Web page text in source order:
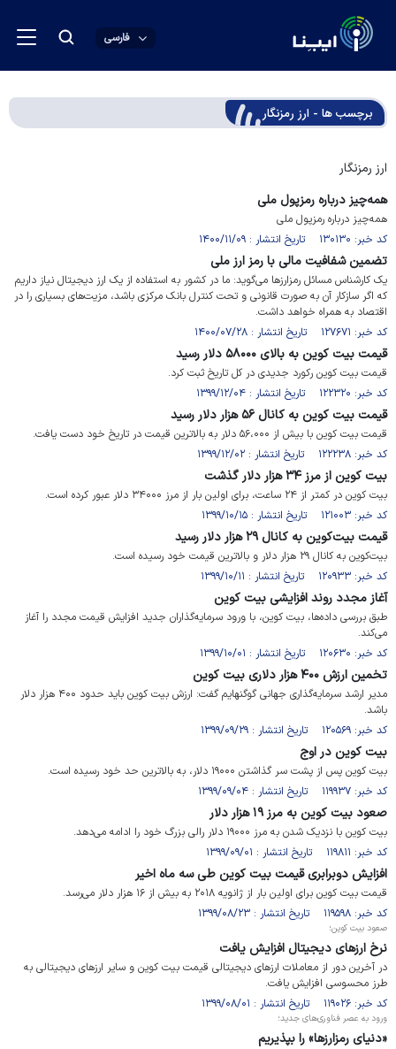
فارسی
برچسب ها - ارز رمزنگار
ارز رمزنگار
همه‌چیز درباره رمزپول ملی
همه‌چیز درباره رمزپول ملی
کد خبر: ۱۳۰۱۳۰ تاریخ انتشار : ۱۴۰۰/۱۱/۰۹
تضمین شفافیت مالی با رمز ارز ملی
یک کارشناس مسائل رمزارزها می‌گوید: ما در کشور به استفاده از یک ارز دیجیتال نیاز داریم
که اگر سازکار آن به صورت قانونی و تحت کنترل بانک مرکزی باشد، مزیت‌های بسیاری را در
اقتصاد به همراه خواهد داشت.
کد خبر: ۱۲۷۶۷۱ تاریخ انتشار : ۱۴۰۰/۰۷/۲۸
قیمت بیت کوین به بالای ۵۸۰۰۰ دلار رسید
قیمت بیت کوین رکورد جدیدی در کل تاریخ ثبت کرد.
کد خبر: ۱۲۲۳۲۰ تاریخ انتشار : ۱۳۹۹/۱۲/۰۴
قیمت بیت کوین به کانال ۵۶ هزار دلار رسید
قیمت بیت کوین با بیش از ۵۶،۰۰۰ دلار به بالاترین قیمت در تاریخ خود دست یافت.
کد خبر: ۱۲۲۲۳۸ تاریخ انتشار : ۱۳۹۹/۱۲/۰۲
بیت کوین از مرز ۳۴ هزار دلار گذشت
بیت کوین در کمتر از ۲۴ ساعت، برای اولین بار از مرز ۳۴۰۰۰ دلار عبور کرده است.
کد خبر: ۱۲۱۰۰۳ تاریخ انتشار : ۱۳۹۹/۱۰/۱۵
قیمت بیت‌کوین به کانال ۲۹ هزار دلار رسید
بیت‌کوین به کانال ۲۹ هزار دلار و بالاترین قیمت خود رسیده است.
کد خبر: ۱۲۰۹۳۳ تاریخ انتشار : ۱۳۹۹/۱۰/۱۱
آغاز مجدد روند افزایشی بیت کوین
طبق بررسی داده‌ها، بیت کوین، با ورود سرمایه‌گذاران جدید افزایش قیمت مجدد را آغاز
می‌کند.
کد خبر: ۱۲۰۶۳۰ تاریخ انتشار : ۱۳۹۹/۱۰/۰۱
تخمین ارزش ۴۰۰ هزار دلاری بیت کوین
مدیر ارشد سرمایه‌گذاری جهانی گوگنهایم گفت: ارزش بیت کوین باید حدود ۴۰۰ هزار دلار
باشد.
کد خبر: ۱۲۰۵۶۹ تاریخ انتشار : ۱۳۹۹/۰۹/۲۹
بیت کوین در اوج
بیت کوین پس از پشت سر گذاشتن ۱۹۰۰۰ دلار، به بالاترین حد خود رسیده است.
کد خبر: ۱۱۹۹۳۷ تاریخ انتشار : ۱۳۹۹/۰۹/۰۴
صعود بیت کوین به مرز ۱۹ هزار دلار
بیت کوین با نزدیک شدن به مرز ۱۹۰۰۰ دلار رالی بزرگ خود را ادامه می‌دهد.
کد خبر: ۱۱۹۸۱۱ تاریخ انتشار : ۱۳۹۹/۰۹/۰۱
افزایش دوبرابری قیمت بیت کوین طی سه ماه اخیر
قیمت بیت کوین برای اولین بار از ژانویه ۲۰۱۸ به بیش از ۱۶ هزار دلار می‌رسد.
کد خبر: ۱۱۹۵۹۸ تاریخ انتشار : ۱۳۹۹/۰۸/۲۳
صعود بیت کوین؛
نرخ ارزهای دیجیتال افزایش یافت
در آخرین دور از معاملات ارزهای دیجیتالی قیمت بیت کوین و سایر ارزهای دیجیتالی به
طرز محسوسی افزایش یافت.
کد خبر: ۱۱۹۰۲۶ تاریخ انتشار : ۱۳۹۹/۰۸/۰۱
ورود به عصر فناوری‌های جدید؛
«دنیای رمزارزها» را بپذیریم